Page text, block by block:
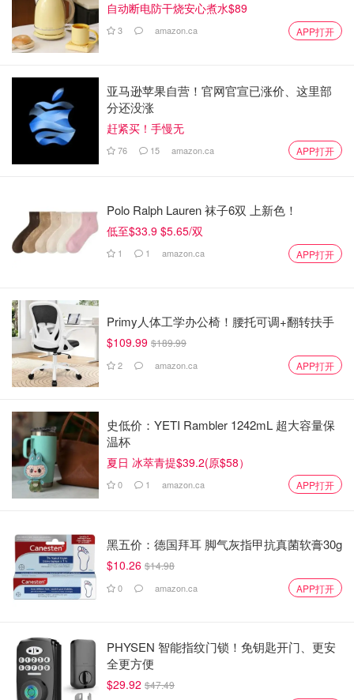
自动断电防干烧安心煮水$89
3 amazon.ca APP打开
亚马逊苹果自营！官网官宣已涨价、这里部
分还没涨
赶紧买！手慢无
76 15 amazon.ca APP打开
Polo Ralph Lauren 袜子6双 上新色！
低至$33.9 $5.65/双
1 1 amazon.ca APP打开
Primy人体工学办公椅！腰托可调+翻转扶手
$109.99 $189.99
2 amazon.ca APP打开
史低价：YETI Rambler 1242mL 超大容量保
温杯
夏日 冰萃青提$39.2(原$58）
0 1 amazon.ca APP打开
黑五价：德国拜耳 脚气灰指甲抗真菌软膏30g
$10.26 $14.98
0 amazon.ca APP打开
PHYSEN 智能指纹门锁！免钥匙开门、更安
全更方便
$29.92 $47.49